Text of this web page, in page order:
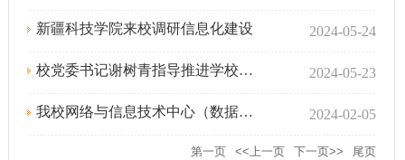
新疆科技学院来校调研信息化建设 2024-05-24
校党委书记谢树青指导推进学校智慧校园二期建设 2024-05-23
我校网络与信息技术中心（数据中心）赴中国电信乌鲁木齐分公司参观交流信息化工作 2024-02-05
第一页 <<上一页 下一页>> 尾页